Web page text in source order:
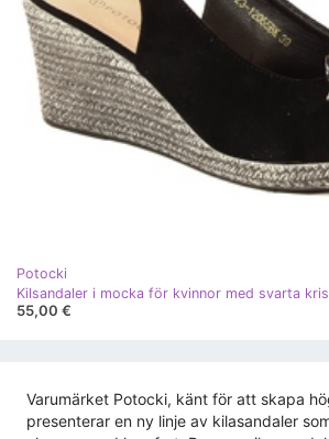
Potocki
55,00 €
Varumärket Potocki, känt för att skapa
presenterar en ny linje av kilasandaler